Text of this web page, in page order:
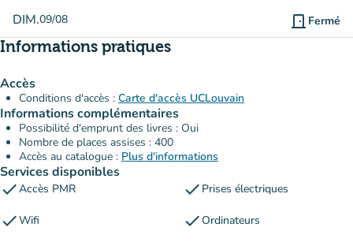
DIM.09/08 door_front Fermé
Informations pratiques
Accès
Conditions d'accès : Carte d'accès UCLouvain
Informations complémentaires
Possibilité d'emprunt des livres : Oui
Nombre de places assises : 400
Accès au catalogue : Plus d'informations
Services disponibles
checkAccès PMR check Prises électriques
checkWifi checkOrdinateurs